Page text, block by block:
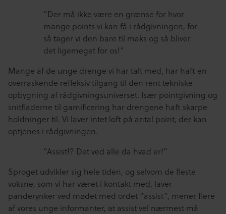
“Der må ikke være en grænse for hvor
mange points vi kan få i rådgivningen, for
så tager vi den bare til maks og så bliver
det ligemeget for os!”
Mange af de unge drenge vi har talt med, har haft en
overraskende refleksiv tilgang til den rent tekniske
opbygning af rådgivningsuniverset. Især pointgivning og
snitfladerne til gamificering har drengene haft skarpe
holdninger til. Vi laver intet loft på antal point, der kan
optjenes i rådgivningen.
“Assist!? Det ved alle da hvad er!”
Sproget udvikler sig hele tiden, og selvom de fleste
voksne, som vi har været i kontakt med, laver
panderynker ved mødet med ordet “assist”, mener flere
af vores unge informanter, at assist vel nærmest må